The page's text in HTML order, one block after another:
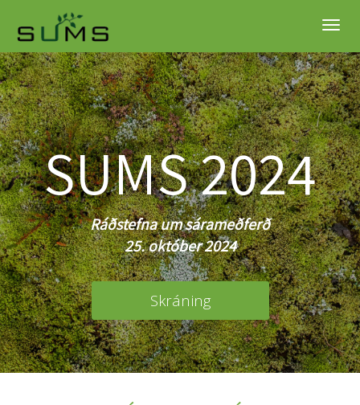
SUMS 2024
Ráðstefna um sárameðferð
25. október 2024
Skráning